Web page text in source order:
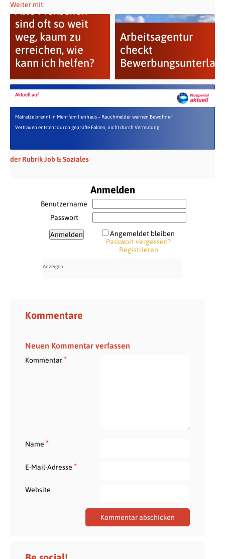
Weiter mit:
Alte Menschen
sind oft so weit
weg, kaum zu
erreichen, wie
kann ich helfen?
Arbeitsagentur
checkt
Aktuell auf
Matratze brennt in Mehrfamilienhaus – Rauchmelder warnen Bewohner
Vertrauen entsteht durch geprüfte Fakten, nicht durch Vermutung
der Rubrik Job & Soziales
Anmelden
Benutzername
Passwort
Angemeldet bleiben
Passwort vergessen?
Registrieren
Kommentare
Neuen Kommentar verfassen
Kommentar*
Name *
E-Mail-Adresse *
Website